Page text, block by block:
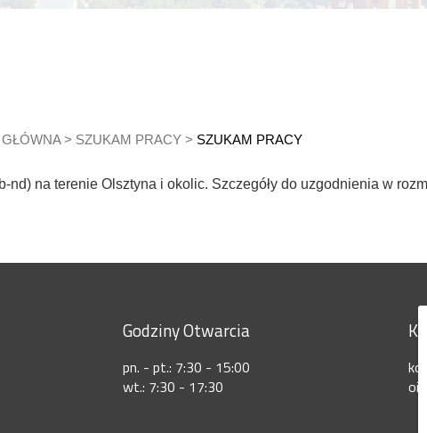
> SZUKAM PRACY > SZUKAM PRACY
na terenie Olsztyna i okolic. Szczegóły do uzgodnienia w
Godziny Otwarcia
pn. - pt.: 7:30 - 15:00
wt.: 7:30 - 17:30